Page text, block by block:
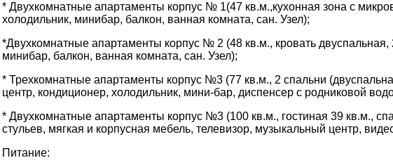
* Двухкомнатные апартаменты корпус № 1(47 кв.м.,кухонная зона с
холодильник, минибар, балкон, ванная комната, сан. Узел);
*Двухкомнатные апартаменты корпус № 2 (48 кв.м., кровать
минибар, балкон, ванная комната, сан. Узел);
* Трехкомнатные апартаменты корпус №3 (77 кв.м., 2 спальни
центр, кондиционер, холодильник, мини-бар, диспенсер с родниковой
* Двухкомнатные апартаменты корпус №3 (100 кв.м., гостиная 39 кв.м.,
стульев, мягкая и корпусная мебель, телевизор, музыкальный центр,
Питание: